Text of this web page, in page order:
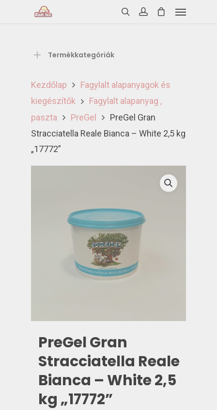
Termékkategóriák
Kezdőlap
Fagylalt alapanyagok és
kiegészítők
Fagylalt alapanyag ,
paszta
PreGel
PreGel Gran
Stracciatella Reale Bianca – White 2,5 kg
„17772”
PreGel Gran
Stracciatella Reale
Bianca – White 2,5
kg „17772”